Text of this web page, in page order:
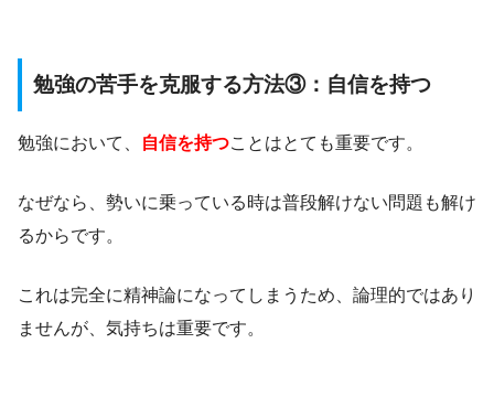
勉強の苦手を克服する方法③：自信を持つ
勉強において、 自信を持つことはとても重要です。
なぜなら、勢いに乗っている時は普段解けない問題も解け
るからです。
これは完全に精神論になってしまうため、論理的ではあり
ませんが、気持ちは重要です。